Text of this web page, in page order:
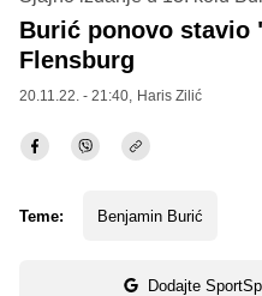
Burić ponovo stavio
Flensburg
20.11.22. - 21:40, Haris Zilić
Teme: Benjamin Burić
Dodajte